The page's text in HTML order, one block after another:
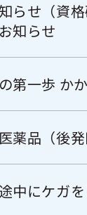
らせ（資
知らせ
第一歩 か
薬品（後
中にケガ